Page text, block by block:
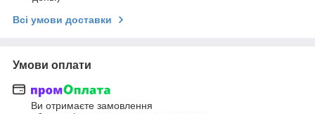
Всі умови доставки
Умови оплати
Ви отримаєте замовлення